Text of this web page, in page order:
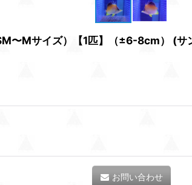
〜Mサイズ）【1匹】（±6-8cm） (
お問い合わせ